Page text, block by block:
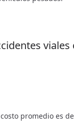
viales
promedio es